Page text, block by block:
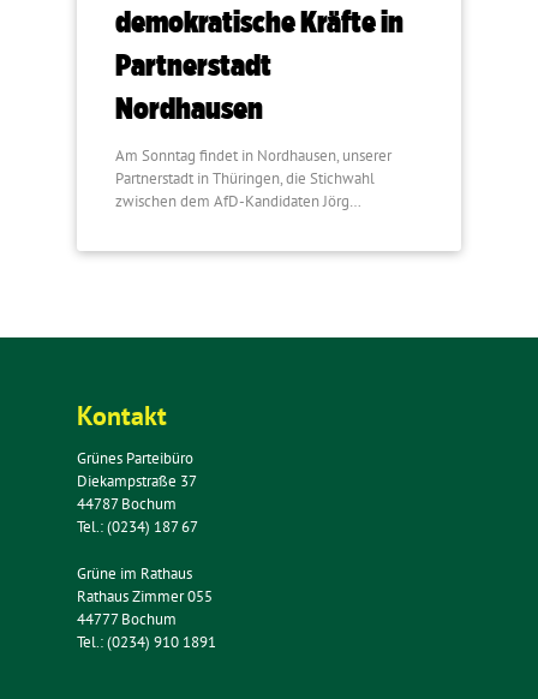
demokratische Kräfte in
Partnerstadt
Nordhausen
Am Sonntag findet in Nordhausen, unserer
Partnerstadt in Thüringen, die Stichwahl
zwischen dem AfD-Kandidaten Jörg…
Kontakt
Grünes Parteibüro
Diekampstraße 37
44787 Bochum
Tel.: (0234) 187 67
Grüne im Rathaus
Rathaus Zimmer 055
44777 Bochum
Tel.: (0234) 910 1891